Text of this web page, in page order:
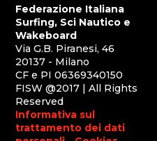
Federazione Italiana
Surfing, Sci Nautico e
Wakeboard
Via G.B. Piranesi, 46
20137 - Milano
CF e PI 06369340150
FISW @2017 | All Rights
Reserved
Informativa sul
trattamento dei dati